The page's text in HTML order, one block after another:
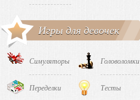
Игры для девочек
Симуляторы
Переделки
Головоломки
Тесты